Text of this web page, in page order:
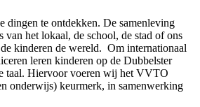
dingen te ontdekken. De samenleving
van het lokaal, de school, de stad of ons
kinderen de wereld. Om internationaal
leren kinderen op de Dubbelster
taal. Hiervoor voeren wij het VVTO
onderwijs) keurmerk, in samenwerking